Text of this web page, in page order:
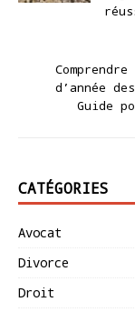
d’année
Guide
CATÉGORIES
Avocat
Divorce
Droit